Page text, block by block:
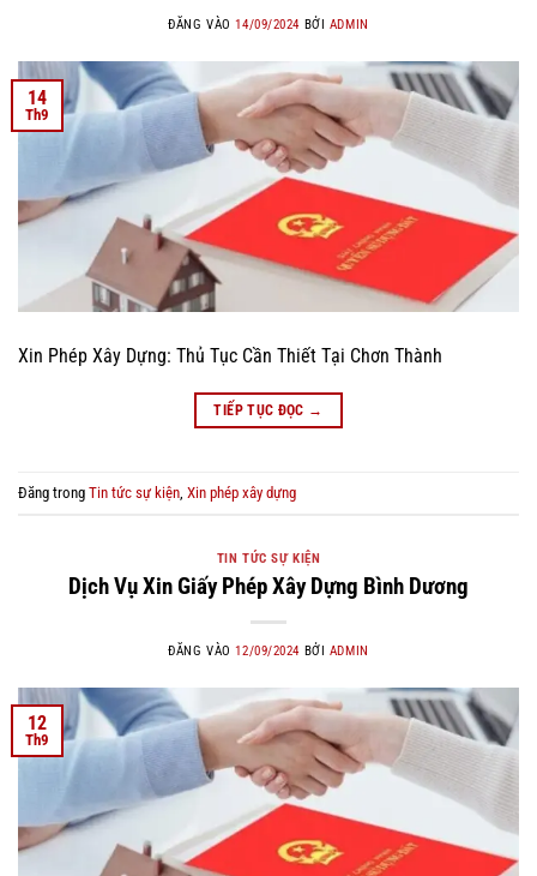
ĐĂNG VÀO14/09/2024 BỞI ADMIN
14
Th9
Xin Phép Xây Dựng: Thủ Tục Cần Thiết Tại Chơn Thành
TIẾP TỤC ĐỌC →
Đăng trong Tin tức sự kiện Xin phép xây dựng
TIN TỨC SỰ KIỆN
Dịch Vụ Xin Giấy Phép Xây Dựng Bình Dương
ĐĂNG VÀO12/09/2024 BỞI ADMIN
12
Th9